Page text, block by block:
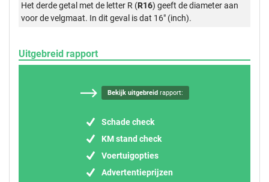
Het derde getal met de letter R (R16) geeft de diameter aan
voor de velgmaat. In dit geval is dat 16" (inch).
Uitgebreid rapport
Bekijk uitgebreid rapport:
Schade check
KM stand check
Voertuigopties
Advertentieprijzen